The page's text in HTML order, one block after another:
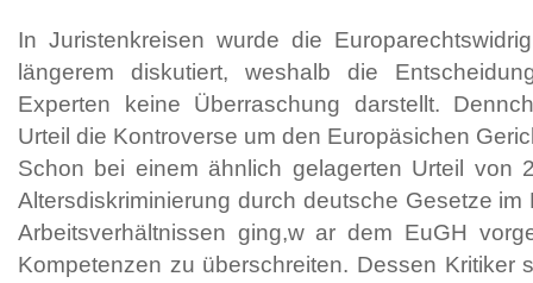
In Juristenkreisen wurde die
längerem diskutiert, weshalb die
Experten keine Überraschung darstellt.
Urteil die Kontroverse um den Europäsichen
Schon bei einem ähnlich gelagerten Urteil von
Altersdiskriminierung durch deutsche Gesetze
Arbeitsverhältnissen ging,w ar dem EuGH
Kompetenzen zu überschreiten. Dessen Kritiker